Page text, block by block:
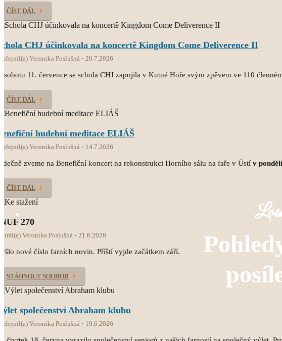
ČÍST DÁL
CHJ účinkovala na koncertě Kingdom Come Deliverence II
Veronika Poslušná 20.7.2026
sobotu 11. července se schola CHJ zapojila v Kutné Hoře svým zpěvem ve 110
ČÍST DÁL
hudební meditace ELIÁŠ
Veronika Poslušná 14.7.2026
zveme na Benefiční koncert na rekonstrukci Horního sálu na faře v Ústí v
ČÍST DÁL
270
Veronika Poslušná 21.6.2026
nové číslo farních novin. Příští vyjde začátkem září.
STÁHNOUT SOUBOR
společenství Abraham klubu
Veronika Poslušná 19.6.2026